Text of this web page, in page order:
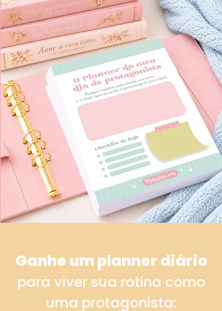
Ganhe um planner diário
para viver sua rotina como
uma protagonista: